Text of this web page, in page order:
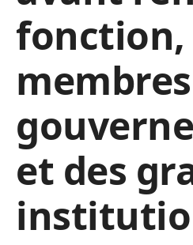
fonction,
et des